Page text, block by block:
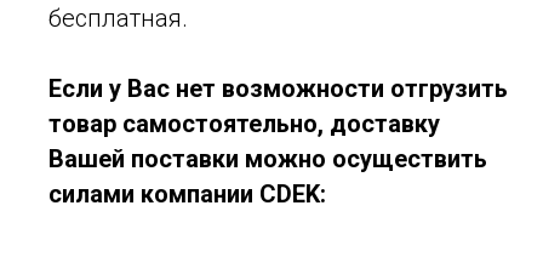
бесплатная.
Если у Вас нет возможности отгрузить
товар самостоятельно, доставку
Вашей поставки можно осуществить
силами компании CDEK: